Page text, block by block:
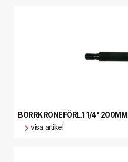
BORRKRONEFÖRL.1 1/4" 200MM
visa artikel